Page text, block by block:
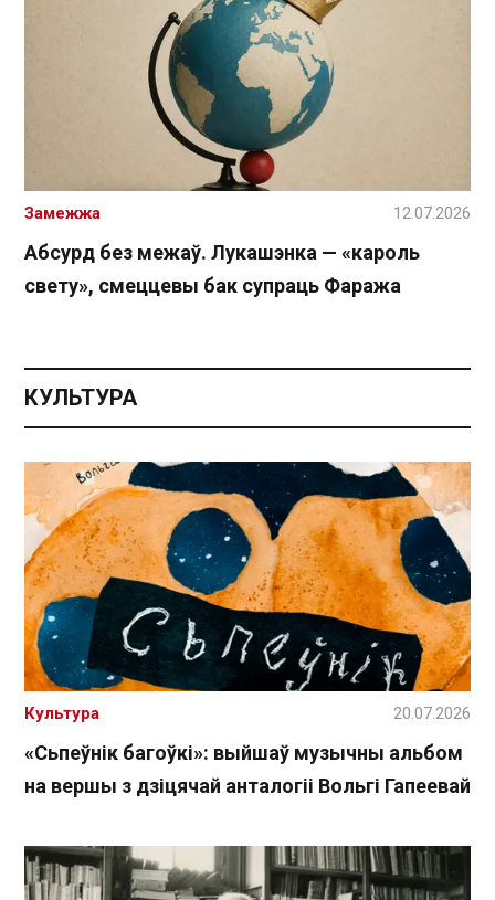
Абсурд без межаў. Лукашэнка — «кароль
свету», смеццевы бак супраць Фаража
Замежжа 12.07.2026
КУЛЬТУРА
«Сьпеўнік багоўкі»: выйшаў музычны альбом
на вершы з дзіцячай анталогіі Вольгі Гапеевай
Культура 20.07.2026